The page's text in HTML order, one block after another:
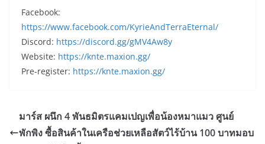
Facebook:
https://www.facebook.com/KyrieAndTerraEternal/
Discord: https://discord.gg/gMV4Aw8y
Website: https://knte.maxion.gg/
Pre-register: https://knte.maxion.gg/
มาร์ส ผนึก 4 พันธมิตรแคมเปญเพื่อน้องหมาแมว ศูนย์
พักพิง ซื้อสินค้าในเครือช่วยเหลือสัตว์ไร้บ้าน 100 บาทมอบ